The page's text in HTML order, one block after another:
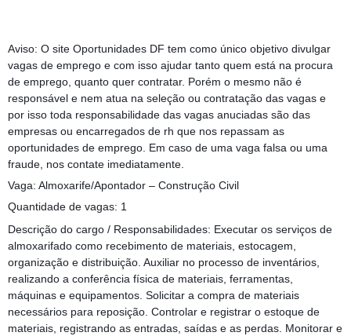
Aviso: O site Oportunidades DF tem como único objetivo divulgar
vagas de emprego e com isso ajudar tanto quem está na procura
de emprego, quanto quer contratar. Porém o mesmo não é
responsável e nem atua na seleção ou contratação das vagas e
por isso toda responsabilidade das vagas anuciadas são das
empresas ou encarregados de rh que nos repassam as
oportunidades de emprego. Em caso de uma vaga falsa ou uma
fraude, nos contate imediatamente.
Vaga: Almoxarife/Apontador – Construção Civil
Quantidade de vagas: 1
Descrição do cargo / Responsabilidades: Executar os serviços de
almoxarifado como recebimento de materiais, estocagem,
organização e distribuição. Auxiliar no processo de inventários,
realizando a conferência física de materiais, ferramentas,
máquinas e equipamentos. Solicitar a compra de materiais
necessários para reposição. Controlar e registrar o estoque de
materiais, registrando as entradas, saídas e as perdas. Monitorar e